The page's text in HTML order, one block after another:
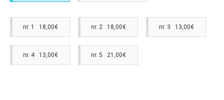
nr. 1 18,00€ nr. 2 18,00€ nr. 3 13,00€
nr. 4 13,00€ nr. 5 21,00€